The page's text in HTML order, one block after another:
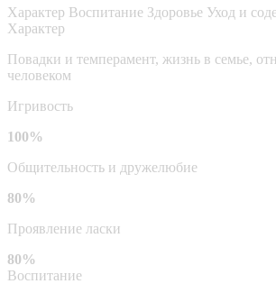
Характер Воспитание Здоровье Уход и
Характер
Повадки и темперамент, жизнь в семье,
человеком
Игривость
100%
Общительность и дружелюбие
80%
Проявление ласки
80%
Воспитание